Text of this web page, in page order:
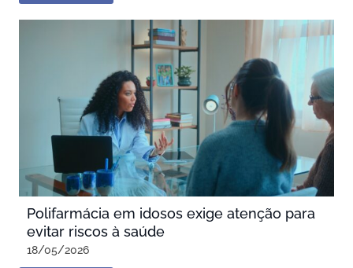
Polifarmácia em idosos exige atenção para
evitar riscos à saúde
18/05/2026